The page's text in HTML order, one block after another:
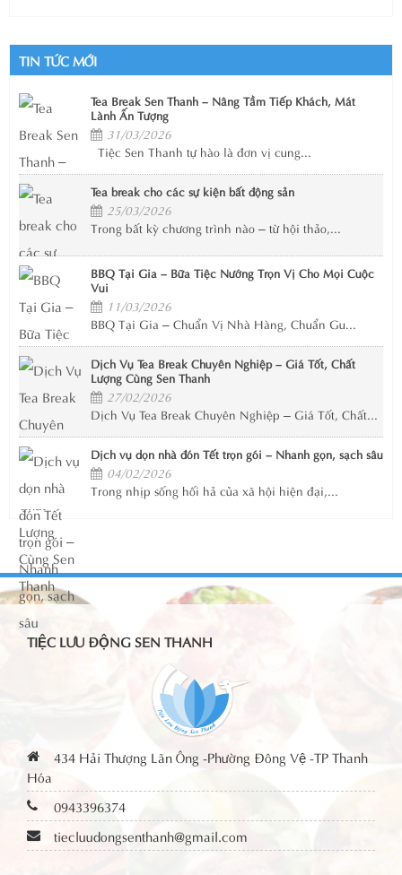
TIN TỨC MỚI
Tea Break Sen Thanh – Nâng Tầm Tiếp Khách, Mát
Lành Ấn Tượng
31/03/2026
Tiệc Sen Thanh tự hào là đơn vị cung...
Tea break cho các sự kiện bất động sản
25/03/2026
Trong bất kỳ chương trình nào – từ hội thảo,...
BBQ Tại Gia – Bữa Tiệc Nướng Trọn Vị Cho Mọi Cuộc
Vui
11/03/2026
BBQ Tại Gia – Chuẩn Vị Nhà Hàng, Chuẩn Gu...
Dịch Vụ Tea Break Chuyên Nghiệp – Giá Tốt, Chất
Lượng Cùng Sen Thanh
27/02/2026
Dịch Vụ Tea Break Chuyên Nghiệp – Giá Tốt, Chất...
Dịch vụ dọn nhà đón Tết trọn gói – Nhanh gọn, sạch sâu
04/02/2026
Trong nhịp sống hối hả của xã hội hiện đại,...
TIỆC LƯU ĐỘNG SEN THANH
434 Hải Thượng Lãn Ông -Phường Đông Vệ -TP Thanh
Hóa
0943396374
tiecluudongsenthanh@gmail.com